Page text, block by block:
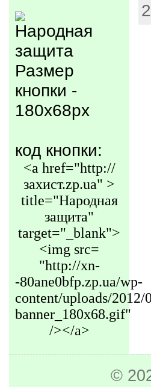
Размер
кнопки -
180x68px
код кнопки:
<a href="http://
захист.zp.ua" >
title="Народная
защита"
target="_blank">
<img src=
"http://xn-
-80ane0bfp.zp.ua/wp-
content/uploads/2012/
banner_180x68.gif"
/></a>
©